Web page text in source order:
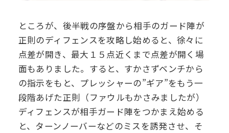
ところが、後半戦の序盤から相手のガード陣が
正則のディフェンスを攻略し始めると、徐々に
点差が開き、最大１５点近くまで点差が開く場
面もありました。すると、すかさずベンチから
の指示をもと、プレッシャーの”ギア”をもう一
段階あげた正則（ファウルもかさみましたが）
ディフェンスが相手ガード陣をつかまえ始める
と、ターンノーバーなどのミスを誘発させ、そ